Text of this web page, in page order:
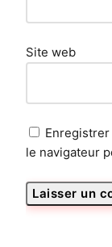
Site web
le navigateur